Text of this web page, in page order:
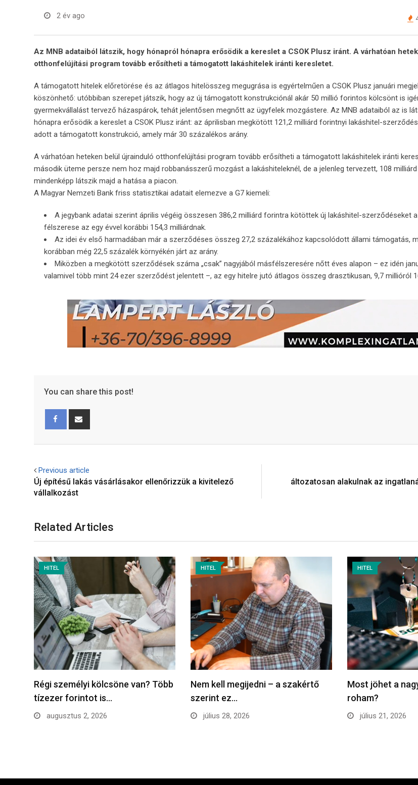
2 év ago
Az MNB adataiból látszik, hogy hónapról hónapra erősödik a kereslet a CSOK Plusz iránt. A várhatóan
otthonfelújítási program tovább erősítheti a támogatott lakáshitelek iránti keresletet.
A támogatott hitelek előretörése és az átlagos hitelösszeg megugrása is egyértelműen a CSOK Plusz januári
köszönhető: utóbbiban szerepet játszik, hogy az új támogatott konstrukciónál akár 50 millió forintos kölcsönt is
gyermekvállalást tervező házaspárok, tehát jelentősen megnőtt az ügyfelek mozgástere. Az MNB adataiból az is
hónapra erősödik a kereslet a CSOK Plusz iránt: az áprilisban megkötött 121,2 milliárd forintnyi lakáshitel-
adott a támogatott konstrukció, amely már 30 százalékos arány.
A várhatóan heteken belül újrainduló otthonfelújítási program tovább erősítheti a támogatott lakáshitelek iránti
második üteme persze nem hoz majd robbanásszerű mozgást a lakáshiteleknél, de a jelenleg tervezett, 108
mindenképp látszik majd a hatása a piacon.
A Magyar Nemzeti Bank friss statisztikai adatait elemezve a G7 kiemeli:
A jegybank adatai szerint április végéig összesen 386,2 milliárd forintra kötöttek új lakáshitel-szerződéseket
félszerese az egy évvel korábbi 154,3 milliárdnak.
Az idei év első harmadában már a szerződéses összeg 27,2 százalékához kapcsolódott állami támogatás,
korábban még 22,5 százalék környékén járt az arány.
Miközben a megkötött szerződések száma „csak” nagyjából másfélszeresére nőtt éves alapon – ez idén
valamivel több mint 24 ezer szerződést jelentett –, az egy hitelre jutó átlagos összeg drasztikusan, 9,7 millióról
You can share this post!
Previous article
Új építésű lakás vásárlásakor ellenőrizzük a kivitelező
vállalkozást
áltozatosan alakulnak az
Related Articles
HITEL
Régi személyi kölcsöne van? Több
tízezer forintot is…
augusztus 2, 2026
HITEL
Nem kell megijedni – a szakértő
szerint ez…
július 28, 2026
HITEL
Most jöhet a
roham?
július 21, 2026